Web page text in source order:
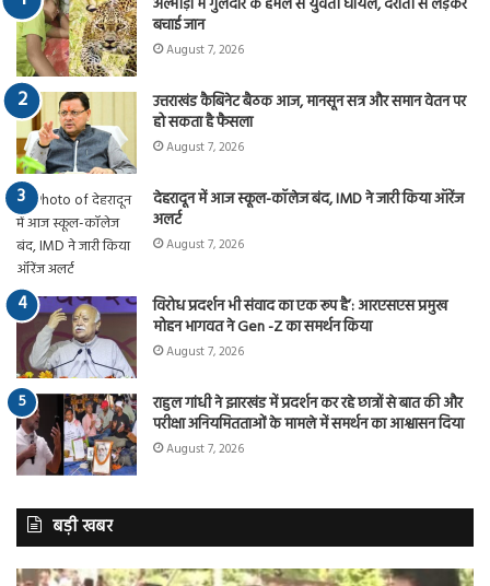
बचाई जान
August 7, 2026
उत्तराखंड कैबिनेट बैठक आज, मानसून सत्र और समान वेतन पर
हो सकता है फैसला
August 7, 2026
देहरादून में आज स्कूल-कॉलेज बंद, IMD ने जारी किया ऑरेंज
अलर्ट
August 7, 2026
विरोध प्रदर्शन भी संवाद का एक रूप है’: आरएसएस प्रमुख
मोहन भागवत ने Gen -Z का समर्थन किया
August 7, 2026
राहुल गांधी ने झारखंड में प्रदर्शन कर रहे छात्रों से बात की और
परीक्षा अनियमितताओं के मामले में समर्थन का आश्वासन दिया
August 7, 2026
बड़ी खबर